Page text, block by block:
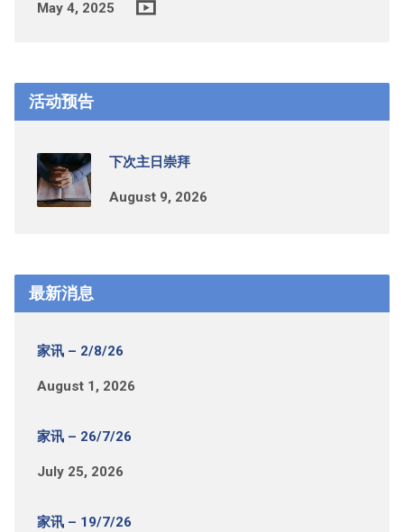
May 4, 2025
活动预告
下次主日崇拜
August 9, 2026
最新消息
家讯 – 2/8/26
August 1, 2026
家讯 – 26/7/26
July 25, 2026
家讯 – 19/7/26